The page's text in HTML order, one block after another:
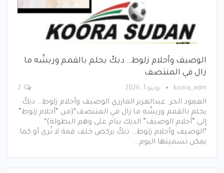
الوصيف وأحلام زلوط… ديكٌ يحلم بالقمم وريشٌه ما
زال في المنتصف
koora_adm يونيو 1, 2026
العمود الحر عبدالعزيز المازري الوصيف وأحلام زلوط… ديكٌ
يحلم بالقمم وريشٌه ما زال في المنتصف*(من “أحلام زلوط”
إلى “أحلام الوصيف” الديك ينام على وهم البطولة)*
*الوصيف وأحلام زلوط… ديكٌ يركض خلف قمة لا تُرى أو كما
يمكن تسميتها اليوم…